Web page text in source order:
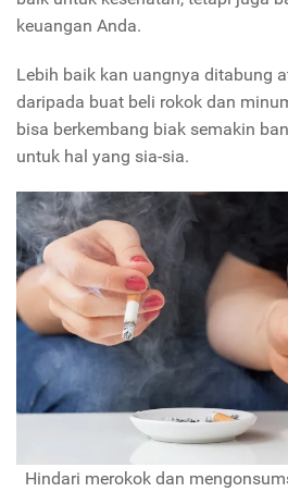
keuangan Anda.
Lebih baik kan uangnya ditabung
daripada buat beli rokok dan
bisa berkembang biak semakin
untuk hal yang sia-sia.
Hindari merokok dan